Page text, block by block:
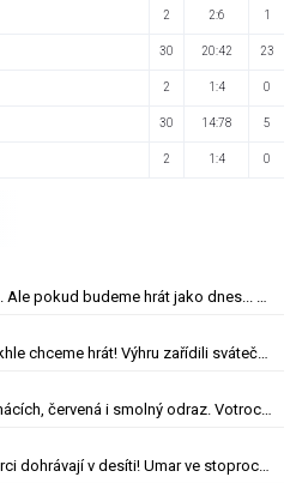
2 2:6 1
30 20:42 23
2 1:4 0
30 14:78 5
2 1:4 0
Zadražil po Besiktasi: Štve nás to. Ale pokud budeme hrát jako dnes... Co se stalo u gólu?
Kozlovi vyšla změna formace: Takhle chceme hrát! Výhru zařídili sváteční hlavičkáři
Hradec - Besiktas 0:1. Šance domácích, červená i smolný odraz. Votroci budou dotahovat
ONLINE: Hradec - Besiktas 0:0. Turci dohrávají v desíti! Umar ve stoprocentní šanci selhal